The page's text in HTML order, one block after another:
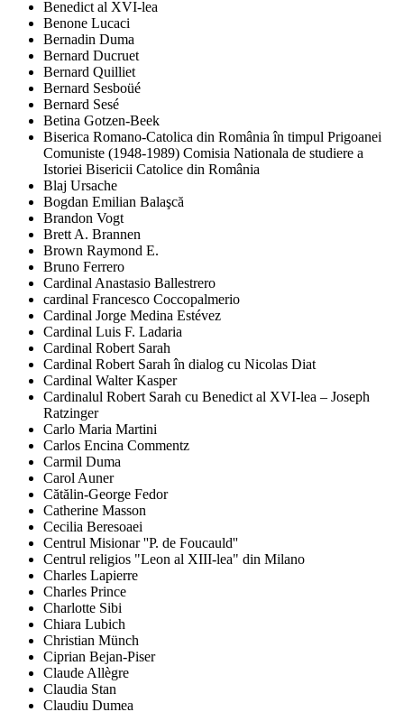
Benedict al XVI-lea
Benone Lucaci
Bernadin Duma
Bernard Ducruet
Bernard Quilliet
Bernard Sesboüé
Bernard Sesé
Betina Gotzen-Beek
Biserica Romano-Catolica din România în timpul Prigoanei
Comuniste (1948-1989) Comisia Nationala de studiere a
Istoriei Bisericii Catolice din România
Blaj Ursache
Bogdan Emilian Balaşcă
Brandon Vogt
Brett A. Brannen
Brown Raymond E.
Bruno Ferrero
Cardinal Anastasio Ballestrero
cardinal Francesco Coccopalmerio
Cardinal Jorge Medina Estévez
Cardinal Luis F. Ladaria
Cardinal Robert Sarah
Cardinal Robert Sarah în dialog cu Nicolas Diat
Cardinal Walter Kasper
Cardinalul Robert Sarah cu Benedict al XVI-lea – Joseph
Ratzinger
Carlo Maria Martini
Carlos Encina Commentz
Carmil Duma
Carol Auner
Cătălin-George Fedor
Catherine Masson
Cecilia Beresoaei
Centrul Misionar ''P. de Foucauld''
Centrul religios "Leon al XIII-lea" din Milano
Charles Lapierre
Charles Prince
Charlotte Sibi
Chiara Lubich
Christian Münch
Ciprian Bejan-Piser
Claude Allègre
Claudia Stan
Claudiu Dumea